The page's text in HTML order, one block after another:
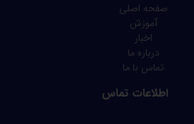
صفحه اصلی
آموزش
اخبار
درباره ما
تماس با ما
اطلاعات تماس